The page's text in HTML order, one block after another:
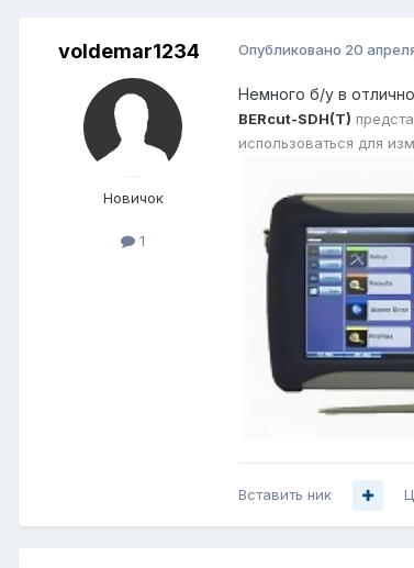
voldemar1234
Новичок
1
Опубликовано 20
Немного б/у в
BERcut-SDH(T)
использоваться для
Вставить ник